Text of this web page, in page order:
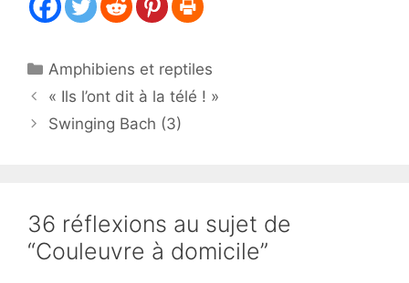
Catégories
Amphibiens et reptiles
« Ils l’ont dit à la télé ! »
Swinging Bach (3)
36 réflexions au sujet de
“Couleuvre à domicile”